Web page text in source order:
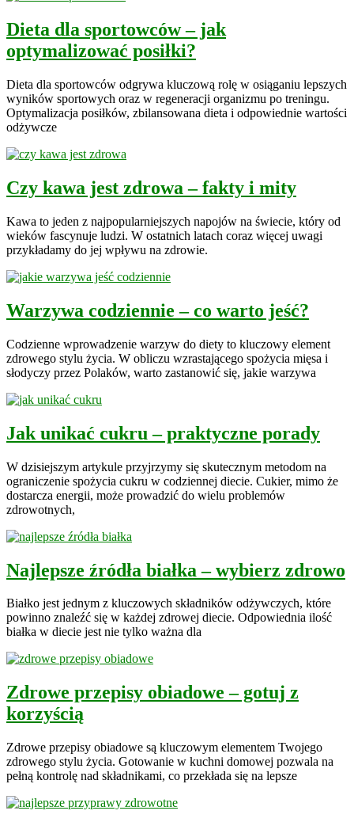
Dieta dla sportowców – jak
optymalizować posiłki?
Dieta dla sportowców odgrywa kluczową rolę w osiąganiu lepszych
wyników sportowych oraz w regeneracji organizmu po treningu.
Optymalizacja posiłków, zbilansowana dieta i odpowiednie wartości
odżywcze
Czy kawa jest zdrowa – fakty i mity
Kawa to jeden z najpopularniejszych napojów na świecie, który od
wieków fascynuje ludzi. W ostatnich latach coraz więcej uwagi
przykładamy do jej wpływu na zdrowie.
Warzywa codziennie – co warto jeść?
Codzienne wprowadzenie warzyw do diety to kluczowy element
zdrowego stylu życia. W obliczu wzrastającego spożycia mięsa i
słodyczy przez Polaków, warto zastanowić się, jakie warzywa
Jak unikać cukru – praktyczne porady
W dzisiejszym artykule przyjrzymy się skutecznym metodom na
ograniczenie spożycia cukru w codziennej diecie. Cukier, mimo że
dostarcza energii, może prowadzić do wielu problemów
zdrowotnych,
Najlepsze źródła białka – wybierz zdrowo
Białko jest jednym z kluczowych składników odżywczych, które
powinno znaleźć się w każdej zdrowej diecie. Odpowiednia ilość
białka w diecie jest nie tylko ważna dla
Zdrowe przepisy obiadowe – gotuj z
korzyścią
Zdrowe przepisy obiadowe są kluczowym elementem Twojego
zdrowego stylu życia. Gotowanie w kuchni domowej pozwala na
pełną kontrolę nad składnikami, co przekłada się na lepsze